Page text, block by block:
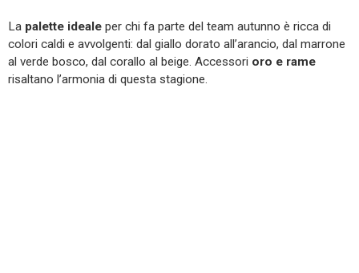
La palette ideale per chi fa parte del team autunno è ricca di
colori caldi e avvolgenti: dal giallo dorato all’arancio, dal marrone
al verde bosco, dal corallo al beige. Accessori oro e rame
risaltano l’armonia di questa stagione.